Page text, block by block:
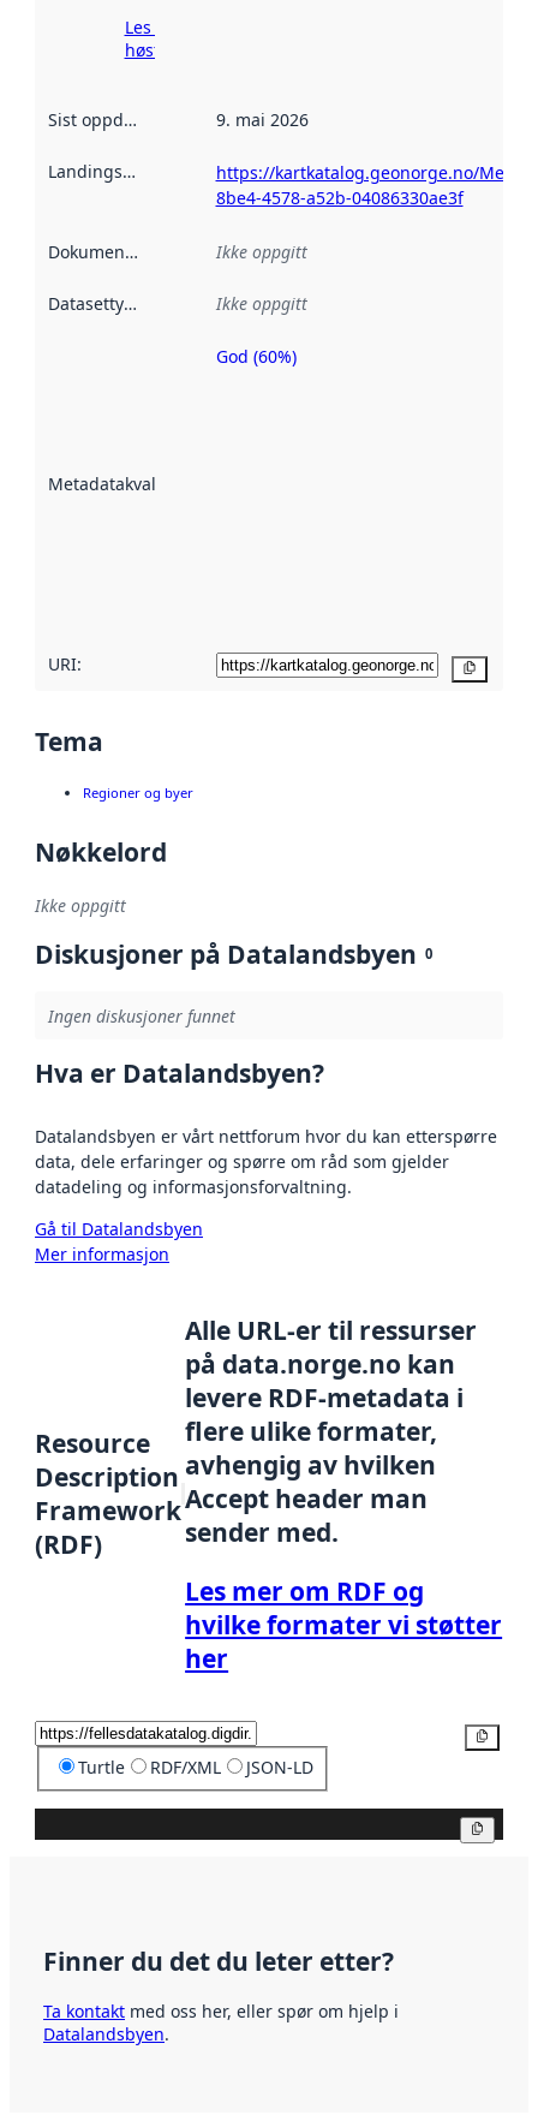
Les mer om
høsting her
Sist oppdatert 9. mai 2026
Landingsside
https://kartkatalog.geonorge.no/
8be4-4578-a52b-04086330ae3f
Dokumentasjon Ikke oppgitt
Datasettype Ikke oppgitt
Metadatakvalitet
Metadatakvalitet
God (60%)
URI:
Tema
Regioner og byer
Nøkkelord
Ikke oppgitt
Diskusjoner på Datalandsbyen 0
Ingen diskusjoner funnet
Hva er Datalandsbyen?
Datalandsbyen er vårt nettforum hvor du kan etterspørre
data, dele erfaringer og spørre om råd som gjelder
datadeling og informasjonsforvaltning.
Gå til Datalandsbyen
Mer informasjon
Resource
Description
Framework
(RDF)
Alle URL-er til ressurser
på data.norge.no kan
levere RDF-metadata i
flere ulike formater,
avhengig av hvilken
Accept header man
sender med.
Les mer om RDF og
hvilke formater vi støtter
her
Turtle RDF/XML JSON-LD
Finner du det du leter etter?
Ta kontakt med oss her, eller spør om hjelp i
Datalandsbyen.